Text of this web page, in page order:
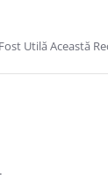
Utilă Această